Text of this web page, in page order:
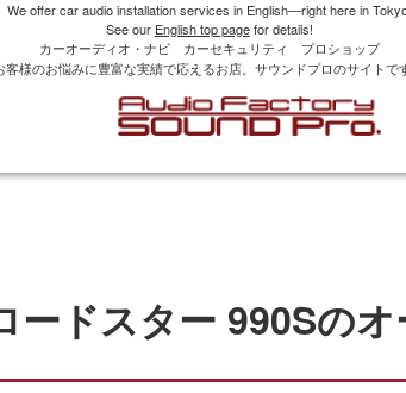
We offer car audio installation services in English—right here in
See our English top pagefor details!
カーオーディオ・ナビ カーセキュリティ プロショップ
客様のお悩みに豊富な実績で応えるお店。サウンドプロのサイトです
ードスター 990Sの